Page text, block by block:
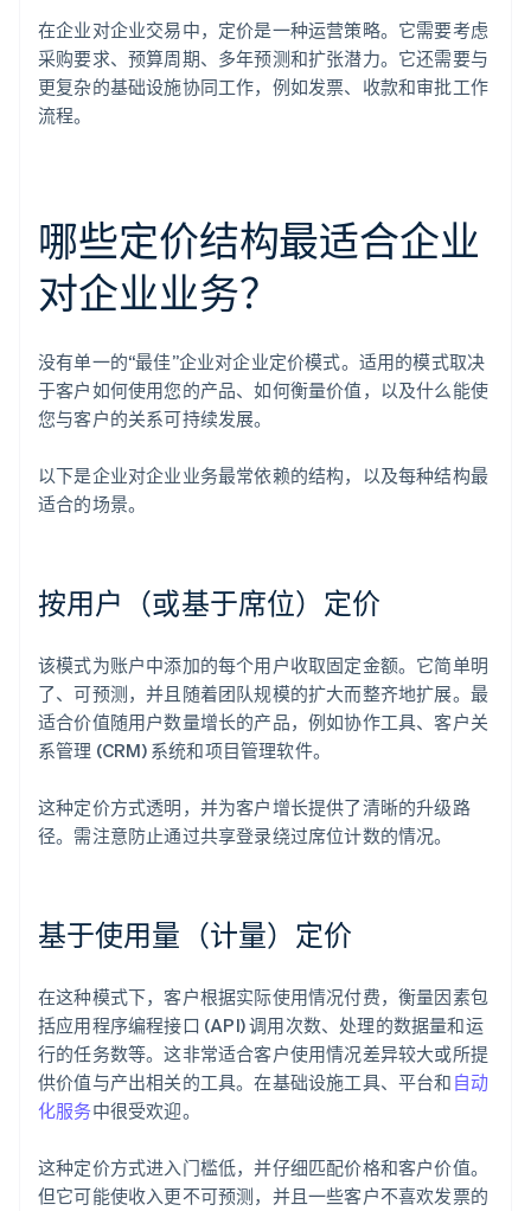
在企业对企业交易中，定价是一种运营策略。它需要考虑
采购要求、预算周期、多年预测和扩张潜力。它还需要与
更复杂的基础设施协同工作，例如发票、收款和审批工作
流程。
哪些定价结构最适合企业
对企业业务？
没有单一的“最佳”企业对企业定价模式。适用的模式取决
于客户如何使用您的产品、如何衡量价值，以及什么能使
您与客户的关系可持续发展。
以下是企业对企业业务最常依赖的结构，以及每种结构最
适合的场景。
按用户（或基于席位）定价
该模式为账户中添加的每个用户收取固定金额。它简单明
了、可预测，并且随着团队规模的扩大而整齐地扩展。最
适合价值随用户数量增长的产品，例如协作工具、客户关
系管理 (CRM) 系统和项目管理软件。
这种定价方式透明，并为客户增长提供了清晰的升级路
径。需注意防止通过共享登录绕过席位计数的情况。
基于使用量（计量）定价
在这种模式下，客户根据实际使用情况付费，衡量因素包
括应用程序编程接口 (API) 调用次数、处理的数据量和运
行的任务数等。这非常适合客户使用情况差异较大或所提
供价值与产出相关的工具。在基础设施工具、平台和 自动
化服务中很受欢迎。
这种定价方式进入门槛低，并仔细匹配价格和客户价值。
但它可能使收入更不可预测，并且一些客户不喜欢发票的